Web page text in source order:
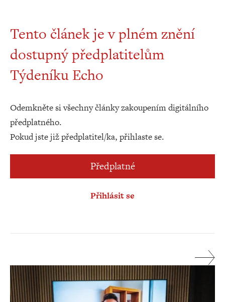
Tento článek je v plném znění
dostupný předplatitelům
Týdeníku Echo
Odemkněte si všechny články zakoupením digitálního
předplatného.
Pokud jste již předplatitel/ka, přihlaste se.
Předplatné
Přihlásit se